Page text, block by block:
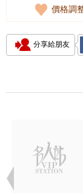
價格調
分享給朋友